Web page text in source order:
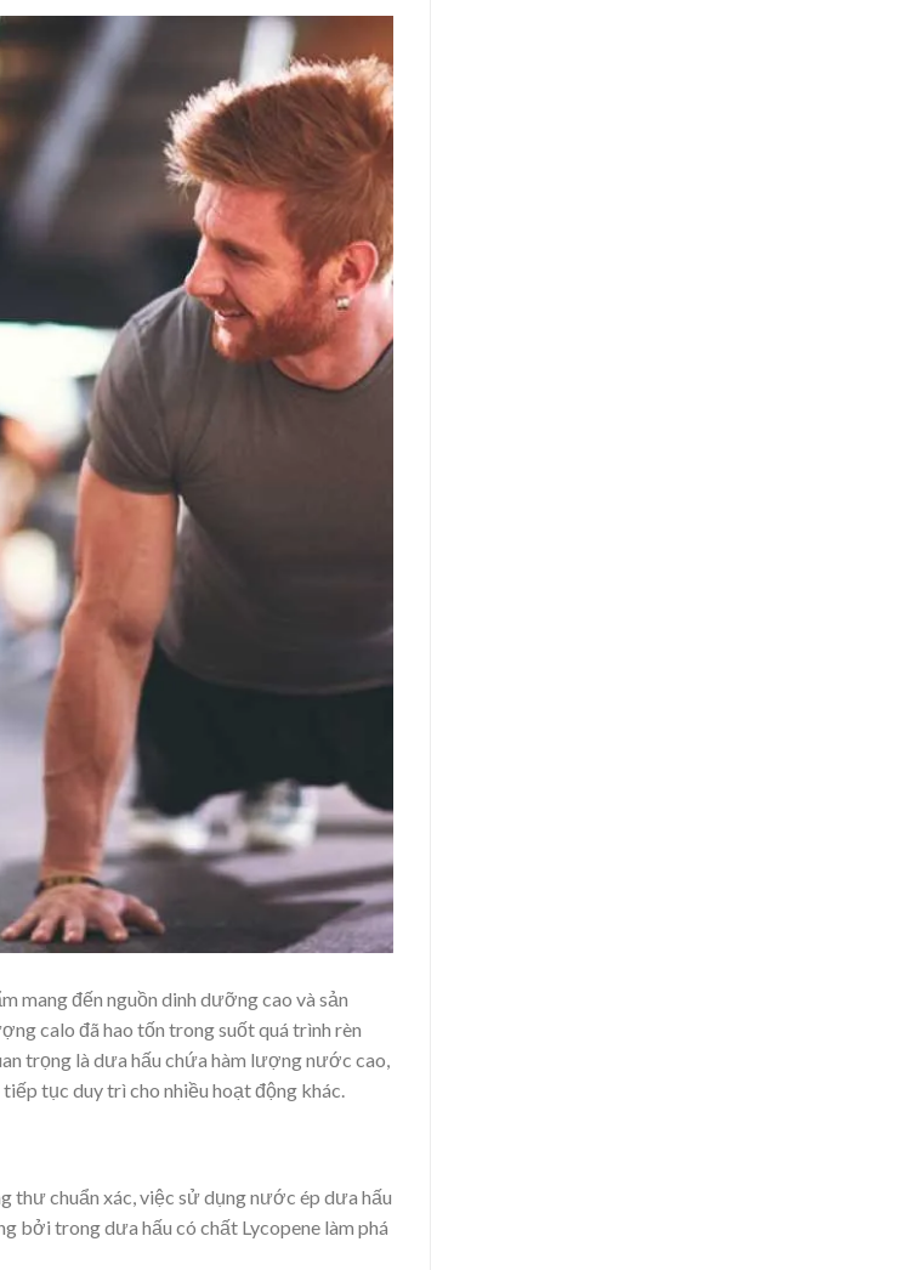
mang đến nguồn dinh dưỡng cao và sản
calo đã hao tốn trong suốt quá trình rèn
trọng là dưa hấu chứa hàm lượng nước cao,
tục duy trì cho nhiều hoạt động khác.
thư chuẩn xác, việc sử dụng nước ép dưa hấu
bởi trong dưa hấu có chất Lycopene làm phá